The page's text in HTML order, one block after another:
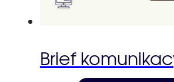
Brief